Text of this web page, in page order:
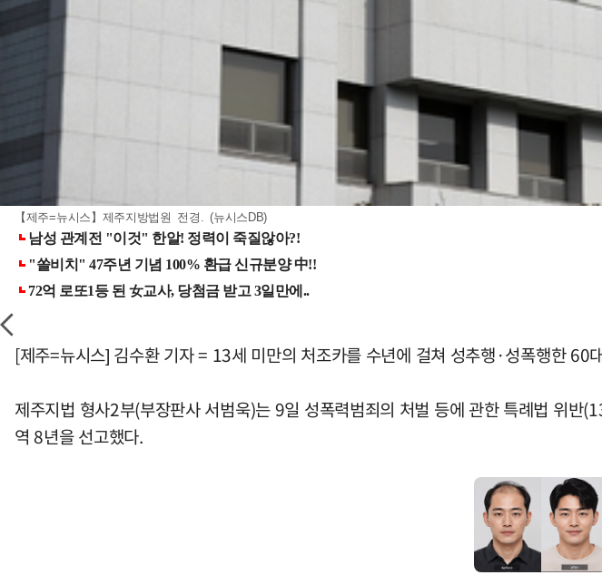
【제주=뉴시스】제주지방법원 전경. (뉴시스DB)
[제주=뉴시스] 김수환 기자 = 13세 미만의 처조카를 수년에 걸쳐 성추행·성폭행한 60
제주지법 형사2부(부장판사 서범욱)는 9일 성폭력범죄의 처벌 등에 관한 특례법 위
역 8년을 선고했다.